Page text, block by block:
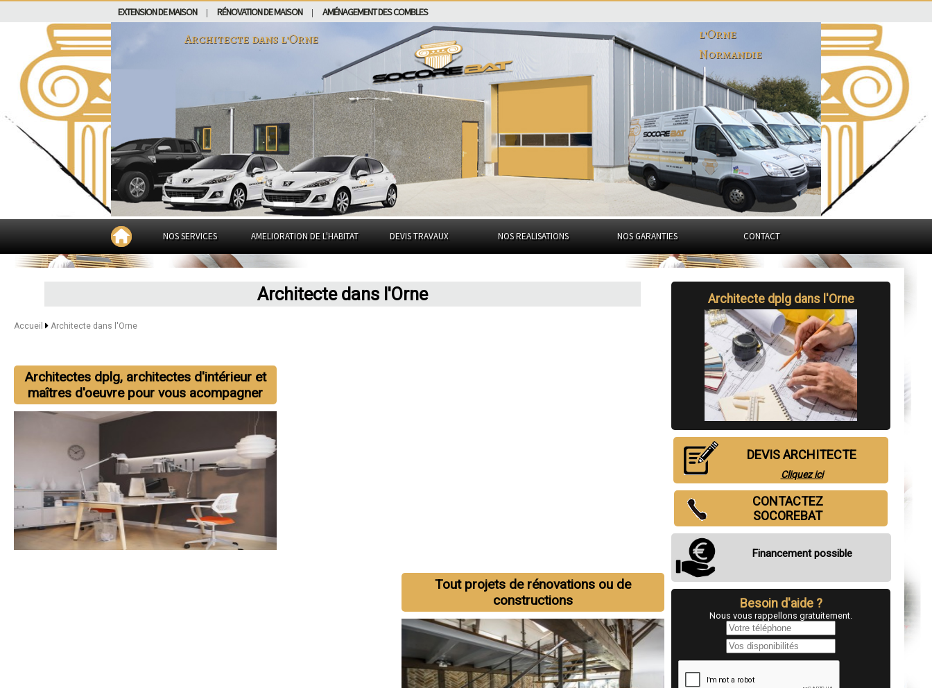
EXTENSION DE MAISON RÉNOVATION DE MAISON AMÉNAGEMENT DES COMBLES
Architecte dans l'Orne
l'Orne
Normandie
NOS SERVICES AMELIORATION DE L'HABITAT DEVIS TRAVAUX NOS REALISATIONS NOS GARANTIES CONTACT
Architecte dans l'Orne
Accueil Architecte dans l'Orne
Architectes dplg, architectes d'intérieur et
maîtres d'oeuvre pour vous acompagner
Tout projets de rénovations ou de
constructions
Architecte dplg dans l'Orne
DEVIS ARCHITECTE
Cliquez ici
CONTACTEZ
SOCOREBAT
Financement possible
Besoin d'aide ?
Nous vous rappellons gratuitement.